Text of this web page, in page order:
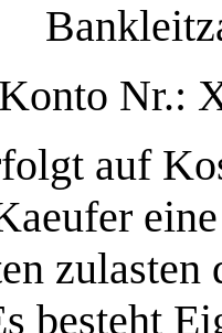
Konto Nr.:
auf
zulasten
besteht